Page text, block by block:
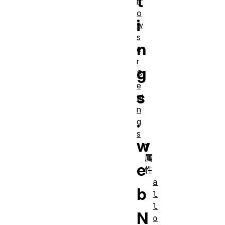
i
n
g
s
.
w
e
b
N
o
w
s
e
r
S
e
tti
n
g
s
属
性
a
l
l
o